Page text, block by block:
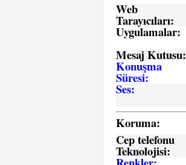
Web
Tarayıcıları:
Uygulamalar:
Mesaj Kutusu:
Konuşma
Süresi:
Ses:
Koruma:
Cep telefonu
Teknolojisi: